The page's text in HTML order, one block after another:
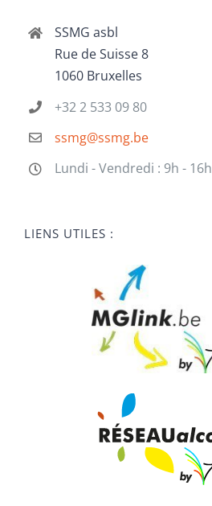
SSMG asbl
Rue de Suisse 8
1060 Bruxelles
+32 2 533 09 80
ssmg@ssmg.be
Lundi - Vendredi : 9h - 16h
LIENS UTILES :